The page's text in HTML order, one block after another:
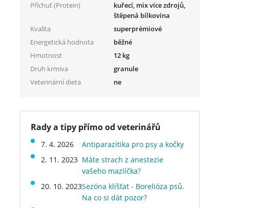
Příchuť (Protein)
kuřecí, mix více zdrojů,
štěpená bílkovina
Kvalita
superprémiové
Energetická hodnota
běžné
Hmotnost
12 kg
Druh krmiva
granule
Veterinární dieta
ne
Rady a tipy přímo od veterinářů
7. 4. 2026
Antiparazitika pro psy a kočky
2. 11. 2023 Máte strach z anestezie
vašeho mazlíčka?
20. 10. 2023Sezóna klíšťat - Borelióza psů.
Na co si dát pozor?